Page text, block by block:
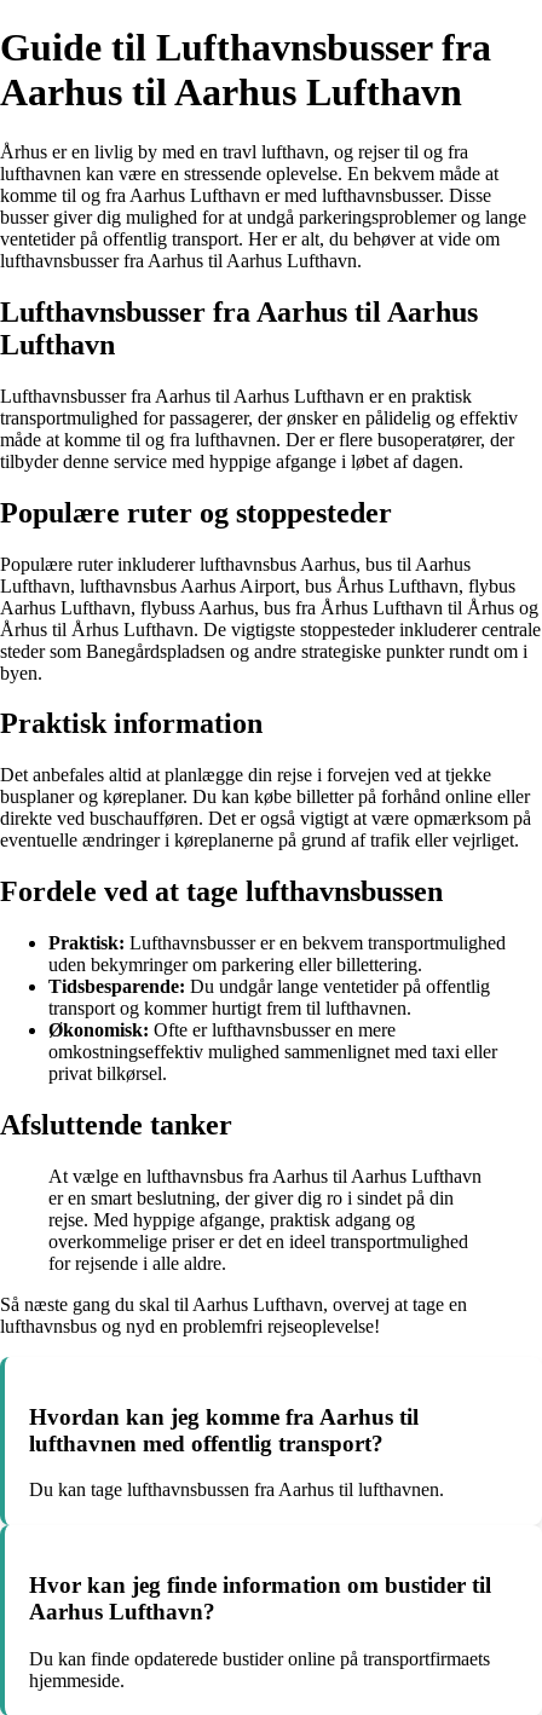
Guide til Lufthavnsbusser fra
Aarhus til Aarhus Lufthavn
Århus er en livlig by med en travl lufthavn, og rejser til og fra
lufthavnen kan være en stressende oplevelse. En bekvem måde at
komme til og fra Aarhus Lufthavn er med lufthavnsbusser. Disse
busser giver dig mulighed for at undgå parkeringsproblemer og lange
ventetider på offentlig transport. Her er alt, du behøver at vide om
lufthavnsbusser fra Aarhus til Aarhus Lufthavn.
Lufthavnsbusser fra Aarhus til Aarhus
Lufthavn
Lufthavnsbusser fra Aarhus til Aarhus Lufthavn er en praktisk
transportmulighed for passagerer, der ønsker en pålidelig og effektiv
måde at komme til og fra lufthavnen. Der er flere busoperatører, der
tilbyder denne service med hyppige afgange i løbet af dagen.
Populære ruter og stoppesteder
Populære ruter inkluderer lufthavnsbus Aarhus, bus til Aarhus
Lufthavn, lufthavnsbus Aarhus Airport, bus Århus Lufthavn, flybus
Aarhus Lufthavn, flybuss Aarhus, bus fra Århus Lufthavn til Århus og
Århus til Århus Lufthavn. De vigtigste stoppesteder inkluderer centrale
steder som Banegårdspladsen og andre strategiske punkter rundt om i
byen.
Praktisk information
Det anbefales altid at planlægge din rejse i forvejen ved at tjekke
busplaner og køreplaner. Du kan købe billetter på forhånd online eller
direkte ved buschaufføren. Det er også vigtigt at være opmærksom på
eventuelle ændringer i køreplanerne på grund af trafik eller vejrliget.
Fordele ved at tage lufthavnsbussen
Praktisk: Lufthavnsbusser er en bekvem transportmulighed
uden bekymringer om parkering eller billettering.
Tidsbesparende: Du undgår lange ventetider på offentlig
transport og kommer hurtigt frem til lufthavnen.
Økonomisk: Ofte er lufthavnsbusser en mere
omkostningseffektiv mulighed sammenlignet med taxi eller
privat bilkørsel.
Afsluttende tanker
At vælge en lufthavnsbus fra Aarhus til Aarhus Lufthavn
er en smart beslutning, der giver dig ro i sindet på din
rejse. Med hyppige afgange, praktisk adgang og
overkommelige priser er det en ideel transportmulighed
for rejsende i alle aldre.
Så næste gang du skal til Aarhus Lufthavn, overvej at tage en
lufthavnsbus og nyd en problemfri rejseoplevelse!
Hvordan kan jeg komme fra Aarhus til
lufthavnen med offentlig transport?
Du kan tage lufthavnsbussen fra Aarhus til lufthavnen.
Hvor kan jeg finde information om bustider til
Aarhus Lufthavn?
Du kan finde opdaterede bustider online på transportfirmaets
hjemmeside.